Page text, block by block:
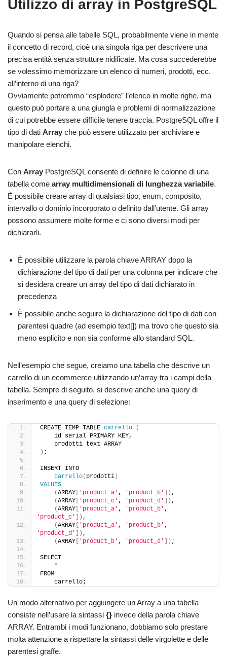
Utilizzo di array in PostgreSQL
Quando si pensa alle tabelle SQL, probabilmente viene in mente
il concetto di record, cioè una singola riga per descrivere una
precisa entità senza strutture nidificate. Ma cosa succederebbe
se volessimo memorizzare un elenco di numeri, prodotti, ecc.
all’interno di una riga?
Ovviamente potremmo “esplodere” l’elenco in molte righe, ma
questo può portare a una giungla e problemi di normalizzazione
di cui potrebbe essere difficile tenere traccia. PostgreSQL offre il
tipo di dati Array che può essere utilizzato per archiviare e
manipolare elenchi.
Con Array PostgreSQL consente di definire le colonne di una
tabella come array multidimensionali di lunghezza variabile.
È possibile creare array di qualsiasi tipo, enum, composito,
intervallo o dominio incorporato o definito dall’utente. Gli array
possono assumere molte forme e ci sono diversi modi per
dichiararli.
È possibile utilizzare la parola chiave ARRAY dopo la
dichiarazione del tipo di dati per una colonna per indicare che
si desidera creare un array del tipo di dati dichiarato in
precedenza
È possibile anche seguire la dichiarazione del tipo di dati con
parentesi quadre (ad esempio text[]) ma trovo che questo sia
meno esplicito e non sia conforme allo standard SQL.
Nell’esempio che segue, creiamo una tabella che descrive un
carrello di un ecommerce utilizzando un’array tra i campi della
tabella. Sempre di seguito, si descrive anche una query di
inserimento e una query di selezione:
CREATE TEMP TABLE carrello
(
    id serial PRIMARY KEY,
    prodotti text ARRAY
) ;
INSERT INTO
carrello( prodotti )
VALUES
(ARRAY 'product_a' , 'product_b' ]) ,
(ARRAY 'product_c' , 'product_d' ]) ,
(ARRAY 'product_a' , 'product_b'
'product_c'
]) ,
(ARRAY 'product_a' , 'product_b'
'product_d'
]) ,
(ARRAY 'product_b' , 'product_d' ]) ;
SELECT
*
FROM
    carrello;
Un modo alternativo per aggiungere un Array a una tabella
consiste nell’usare la sintassi {} invece della parola chiave
ARRAY. Entrambi i modi funzionano, dobbiamo solo prestare
molta attenzione a rispettare la sintassi delle virgolette e delle
parentesi graffe.